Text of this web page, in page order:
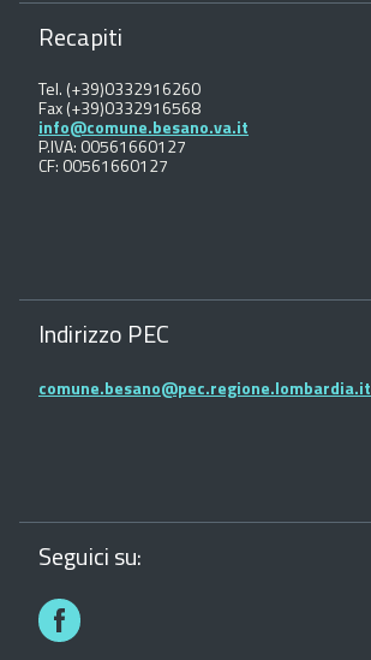
Recapiti
Tel. (+39)0332916260
Fax (+39)0332916568
info@comune.besano.va.it
P.IVA: 00561660127
CF: 00561660127
Indirizzo PEC
comune.besano@pec.regione.lombardia.it
Seguici su: